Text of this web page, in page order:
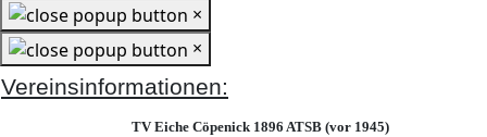
×
×
Vereinsinformationen:
TV Eiche Cöpenick 1896 ATSB (vor 1945)